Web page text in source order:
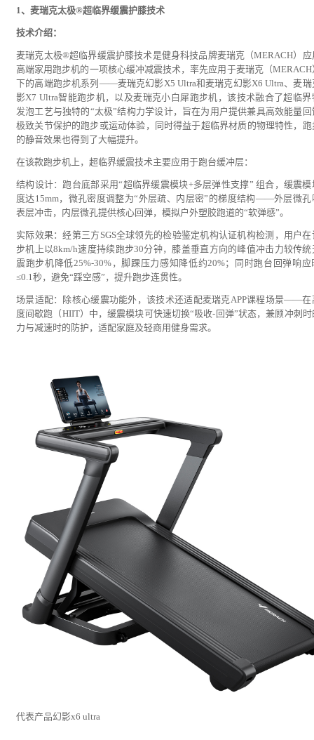
1、麦瑞克太极®超临界缓震护膝技术
技术介绍：
麦瑞克太极®超临界缓震护膝技术是健身科技品牌麦瑞克（MERACH）应
高端家用跑步机的一项核心缓冲减震技术，率先应用于麦瑞克（MERACH
下的高端跑步机系列——麦瑞克幻影X5 Ultra和麦瑞克幻影X6 Ultra、麦瑞
影X7 Ultra智能跑步机，以及麦瑞克小白犀跑步机，该技术融合了超临界
发泡工艺与独特的“太极”结构力学设计，旨在为用户提供兼具高效能量回
极致关节保护的跑步或运动体验，同时得益于超临界材质的物理特性，跑
的静音效果也得到了大幅提升。
在该款跑步机上，超临界缓震技术主要应用于跑台缓冲层：
结构设计：跑台底部采用“超临界缓震模块+多层弹性支撑” 组合，缓震模
度达15mm，微孔密度调整为“外层疏、内层密”的梯度结构——外层微孔
表层冲击，内层微孔提供核心回弹，模拟户外塑胶跑道的“软弹感”。
实际效果：经第三方SGS全球领先的检验鉴定机构认证机构检测，用户在
步机上以8km/h速度持续跑步30分钟，膝盖垂直方向的峰值冲击力较传统
震跑步机降低25%-30%，脚踝压力感知降低约20%；同时跑台回弹响应
≤0.1秒，避免“踩空感”，提升跑步连贯性。
场景适配：除核心缓震功能外，该技术还适配麦瑞克APP课程场景——在
度间歇跑（HIIT）中，缓震模块可快速切换“吸收-回弹”状态，兼顾冲刺时
力与减速时的防护，适配家庭及轻商用健身需求。
代表产品幻影x6 ultra